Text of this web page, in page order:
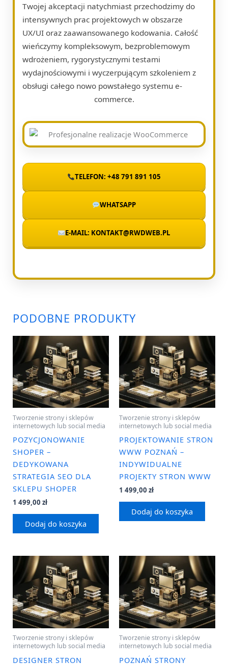
Twojej akceptacji natychmiast przechodzimy do
intensywnych prac projektowych w obszarze
UX/UI oraz zaawansowanego kodowania. Całość
wieńczymy kompleksowym, bezproblemowym
wdrożeniem, rygorystycznymi testami
wydajnościowymi i wyczerpującym szkoleniem z
obsługi całego nowo powstałego systemu e-
commerce.
TELEFON: +48 791 891 105
WHATSAPP
E-MAIL: KONTAKT@RWDWEB.PL
PODOBNE PRODUKTY
Tworzenie strony i sklepów
internetowych lub social media
POZYCJONOWANIE
SHOPER –
DEDYKOWANA
STRATEGIA SEO DLA
SKLEPU SHOPER
1 499,00 zł
Dodaj do koszyka
Tworzenie strony i sklepów
internetowych lub social media
PROJEKTOWANIE STRON
WWW POZNAŃ –
INDYWIDUALNE
PROJEKTY STRON WWW
1 499,00 zł
Dodaj do koszyka
Tworzenie strony i sklepów
internetowych lub social media
DESIGNER STRON
Tworzenie strony i sklepów
internetowych lub social media
POZNAŃ STRONY